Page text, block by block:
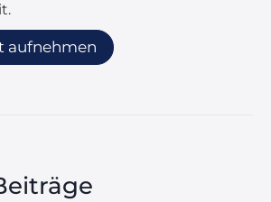
aufnehmen